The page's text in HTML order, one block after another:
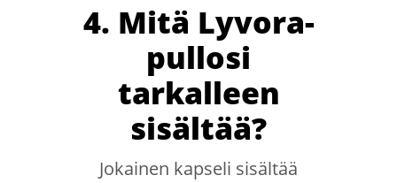
4. Mitä Lyvora-
pullosi
tarkalleen
sisältää?
Jokainen kapseli sisältää